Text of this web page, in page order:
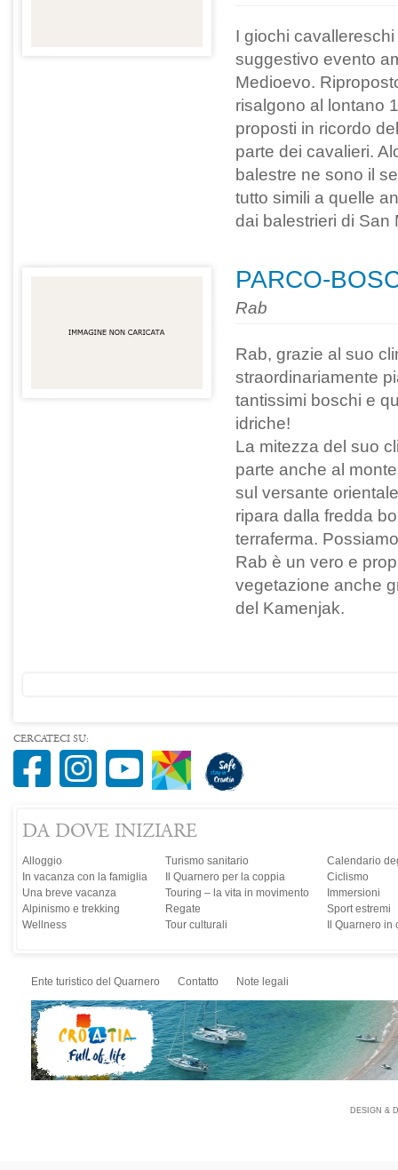
I giochi
suggestivo evento
Medioevo.
risalgono al lontano
proposti in ricordo
parte dei cavalieri.
balestre ne sono il
tutto simili a quelle
dai balestrieri di San
PARCO-
Rab
Rab, grazie al suo
straordinariamente
tantissimi boschi e
idriche!
La mitezza del suo
parte anche al
sul versante
ripara dalla fredda
terraferma.
Rab è un vero e
vegetazione anche
del Kamenjak.
CERCATECI SU:
DA DOVE INIZIARE
Alloggio
In vacanza con la famiglia
Una breve vacanza
Alpinismo e trekking
Wellness
Turismo sanitario
Il Quarnero per la coppia
Touring – la vita in movimento
Regate
Tour culturali
Calendario
Ciclismo
Immersioni
Sport estremi
Il Quarnero in
Ente turistico del Quarnero Contatto Note legali
DESIGN &